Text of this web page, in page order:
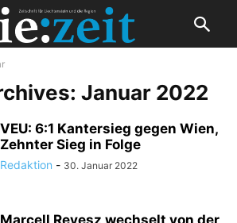
Januar 2022
VEU: 6:1 Kantersieg gegen Wien,
Zehnter Sieg in Folge
Redaktion - 30. Januar 2022
Marcell Revesz wechselt von der